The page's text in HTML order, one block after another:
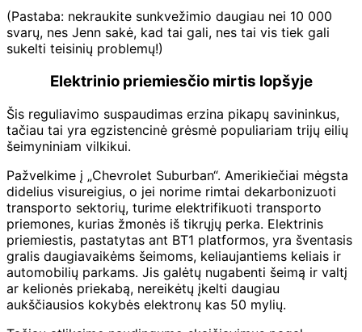
(Pastaba: nekraukite sunkvežimio daugiau nei 10 000
svarų, nes Jenn sakė, kad tai gali, nes tai vis tiek gali
sukelti teisinių problemų!)
Elektrinio priemiesčio mirtis lopšyje
Šis reguliavimo suspaudimas erzina pikapų savininkus,
tačiau tai yra egzistencinė grėsmė populiariam trijų eilių
šeimyniniam vilkikui.
Pažvelkime į „Chevrolet Suburban“. Amerikiečiai mėgsta
didelius visureigius, o jei norime rimtai dekarbonizuoti
transporto sektorių, turime elektrifikuoti transporto
priemones, kurias žmonės iš tikrųjų perka. Elektrinis
priemiestis, pastatytas ant BT1 platformos, yra šventasis
gralis daugiavaikėms šeimoms, keliaujantiems keliais ir
automobilių parkams. Jis galėtų nugabenti šeimą ir valtį
ar kelionės priekabą, nereikėtų įkelti daugiau
aukščiausios kokybės elektronų kas 50 mylių.